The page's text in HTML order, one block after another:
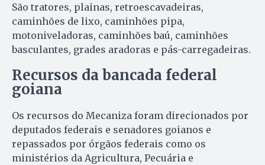
São tratores, plainas, retroescavadeiras,
caminhões de lixo, caminhões pipa,
motoniveladoras, caminhões baú, caminhões
basculantes, grades aradoras e pás-carregadeiras.
Recursos da bancada federal
goiana
Os recursos do Mecaniza foram direcionados por
deputados federais e senadores goianos e
repassados por órgãos federais como os
ministérios da Agricultura, Pecuária e